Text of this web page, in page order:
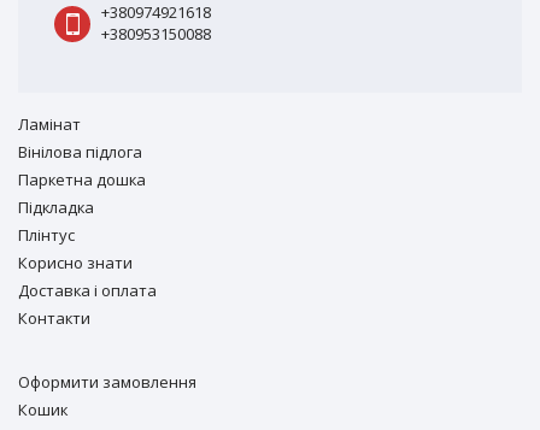
+380974921618
+380953150088
Ламiнат
Вiнiлова підлога
Паркетна дошка
Підкладка
Плінтус
Корисно знати
Доставка і оплата
Контакти
Оформити замовлення
Кошик